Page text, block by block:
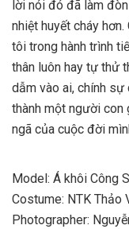
lời nói đó đã làm
nhiệt huyết cháy
tôi trong hành trình
thân luôn hay tự thử
dẫm vào ai, chính sự
thành một người
ngã của cuộc đời
Model: Á khôi Công
Costume: NTK Thảo
Photographer: